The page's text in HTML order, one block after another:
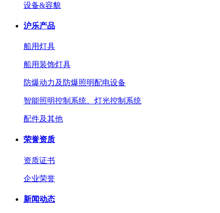
设备&容貌
沪乐产品
船用灯具
船用装饰灯具
防爆动力及防爆照明配电设备
智能照明控制系统、灯光控制系统
配件及其他
荣誉资质
资质证书
企业荣誉
新闻动态